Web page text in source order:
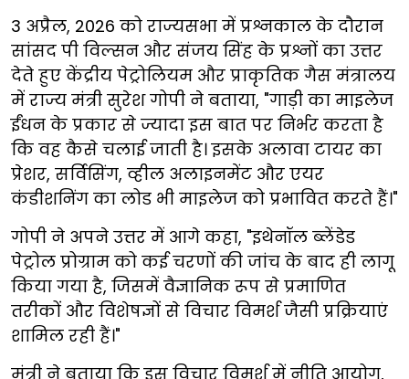
3 अप्रैल, 2026 को राज्यसभा में प्रश्नकाल के दौरान
सांसद पी विल्सन और संजय सिंह के प्रश्नों का उत्तर
देते हुए केंद्रीय पेट्रोलियम और प्राकृतिक गैस मंत्रालय
में राज्य मंत्री सुरेश गोपी ने बताया, "गाड़ी का माइलेज
ईंधन के प्रकार से ज्यादा इस बात पर निर्भर करता है
कि वह कैसे चलाई जाती है। इसके अलावा टायर का
प्रेशर, सर्विसिंग, व्हील अलाइनमेंट और एयर
कंडीशनिंग का लोड भी माइलेज को प्रभावित करते हैं।"
गोपी ने अपने उत्तर में आगे कहा, "इथेनॉल ब्लेंडेड
पेट्रोल प्रोग्राम को कई चरणों की जांच के बाद ही लागू
किया गया है, जिसमें वैज्ञानिक रूप से प्रमाणित
तरीकों और विशेषज्ञों से विचार विमर्श जैसी प्रक्रियाएं
शामिल रही हैं।"
मंत्री ने बताया कि इस विचार विमर्श में नीति आयोग,